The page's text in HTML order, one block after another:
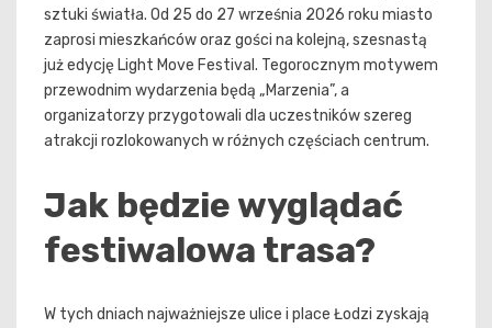
sztuki światła. Od 25 do 27 września 2026 roku miasto
zaprosi mieszkańców oraz gości na kolejną, szesnastą
już edycję Light Move Festival. Tegorocznym motywem
przewodnim wydarzenia będą „Marzenia”, a
organizatorzy przygotowali dla uczestników szereg
atrakcji rozlokowanych w różnych częściach centrum.
Jak będzie wyglądać
festiwalowa trasa?
W tych dniach najważniejsze ulice i place Łodzi zyskają